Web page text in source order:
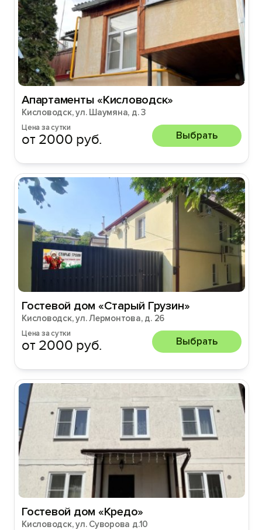
Апартаменты «Кисловодск»
Кисловодск, ул. Шаумяна, д. 3
Цена за сутки
от 2000 руб. Выбрать
Гостевой дом «Старый Грузин»
Кисловодск, ул. Лермонтова, д. 26
Цена за сутки
от 2000 руб. Выбрать
Гостевой дом «Кредо»
Кисловодск, ул. Суворова д.10